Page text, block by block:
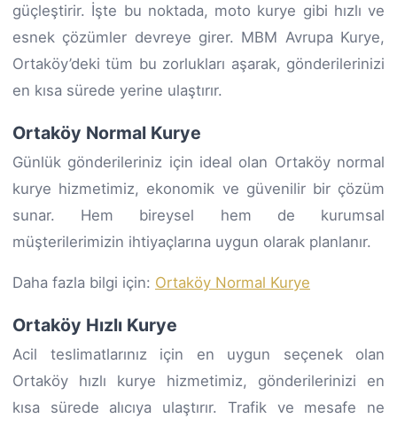
güçleştirir. İşte bu noktada, moto kurye gibi hızlı ve
esnek çözümler devreye girer. MBM Avrupa Kurye,
Ortaköy’deki tüm bu zorlukları aşarak, gönderilerinizi
en kısa sürede yerine ulaştırır.
Ortaköy Normal Kurye
Günlük gönderileriniz için ideal olan Ortaköy normal
kurye hizmetimiz, ekonomik ve güvenilir bir çözüm
sunar. Hem bireysel hem de kurumsal
müşterilerimizin ihtiyaçlarına uygun olarak planlanır.
Daha fazla bilgi için: Ortaköy Normal Kurye
Ortaköy Hızlı Kurye
Acil teslimatlarınız için en uygun seçenek olan
Ortaköy hızlı kurye hizmetimiz, gönderilerinizi en
kısa sürede alıcıya ulaştırır. Trafik ve mesafe ne